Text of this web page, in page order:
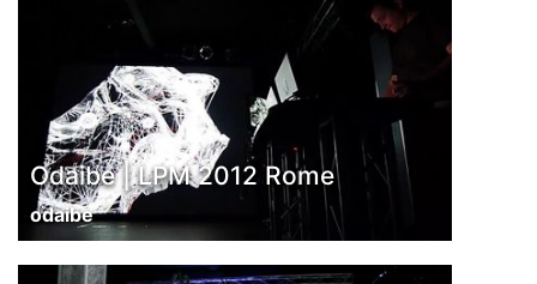
Odaibe | LPM 2012 Rome
odaibe